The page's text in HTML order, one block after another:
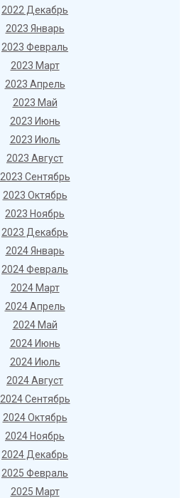
2022 Декабрь
2023 Январь
2023 Февраль
2023 Март
2023 Апрель
2023 Май
2023 Июнь
2023 Июль
2023 Август
2023 Сентябрь
2023 Октябрь
2023 Ноябрь
2023 Декабрь
2024 Январь
2024 Февраль
2024 Март
2024 Апрель
2024 Май
2024 Июнь
2024 Июль
2024 Август
2024 Сентябрь
2024 Октябрь
2024 Ноябрь
2024 Декабрь
2025 Февраль
2025 Март